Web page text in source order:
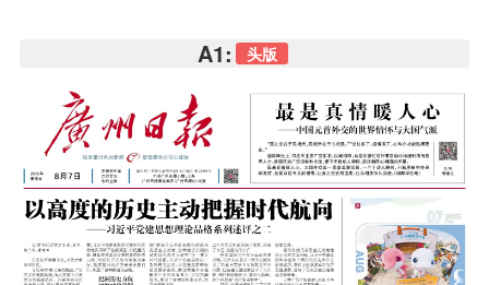
A1: 头版